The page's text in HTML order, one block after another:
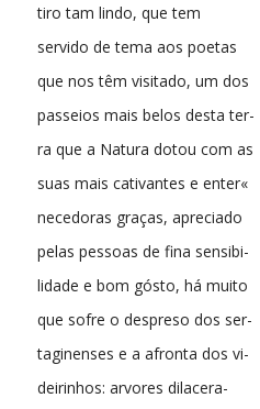
tiro tam lindo, que tem
servido de tema aos poetas
que nos têm visitado, um dos
passeios mais belos desta ter-
ra que a Natura dotou com as
suas mais cativantes e enter«
necedoras graças, apreciado
pelas pessoas de fina sensibi-
lidade e bom gósto, há muito
que sofre o despreso dos ser-
taginenses e a afronta dos vi-
deirinhos: arvores dilacera-